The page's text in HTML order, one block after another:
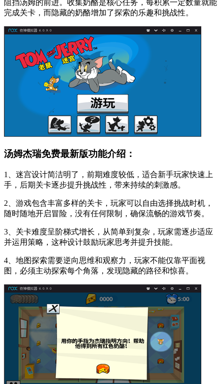
阻挡汤姆的前进。收集奶酪是核心任务，每积累一定数量就能
完成关卡，而隐藏的奶酪增加了探索的乐趣和挑战性。
汤姆杰瑞免费最新版功能介绍：
1、迷宫设计简洁明了，前期难度较低，适合新手玩家快速上
手，后期关卡逐步提升挑战性，带来持续的刺激感。
2、游戏包含丰富多样的关卡，玩家可以自由选择挑战时机，
随时随地开启冒险，没有任何限制，确保流畅的游戏节奏。
3、关卡难度呈阶梯式增长，从简单到复杂，玩家需逐步适应
并运用策略，这种设计鼓励玩家思考并提升技能。
4、地图探索需要逆向思维和观察力，玩家不能仅靠平面视
图，必须主动探索每个角落，发现隐藏的路径和惊喜。